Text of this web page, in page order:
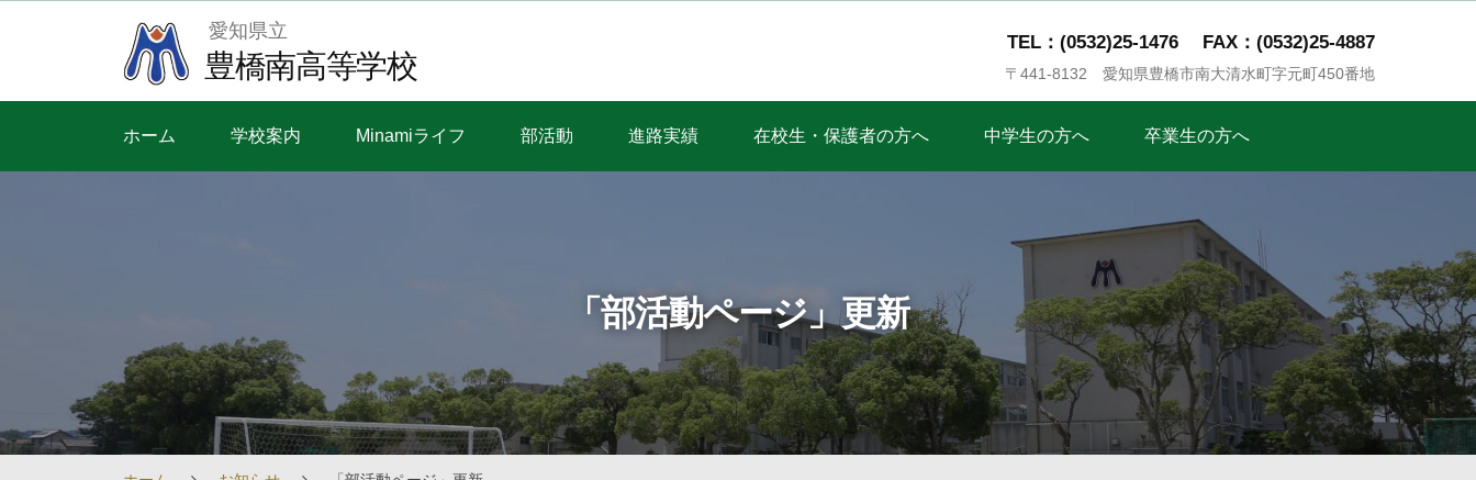
愛知県立
豊橋南高等学校
TEL：(0532)25-1476 FAX：(0532)25-4887
〒441-8132 愛知県豊橋市南大清水町字元町450番地
ホーム 学校案内 Minamiライフ 部活動 進路実績 在校生・保護者の方へ 中学生の方へ 卒業生の方へ
「部活動ページ」更新